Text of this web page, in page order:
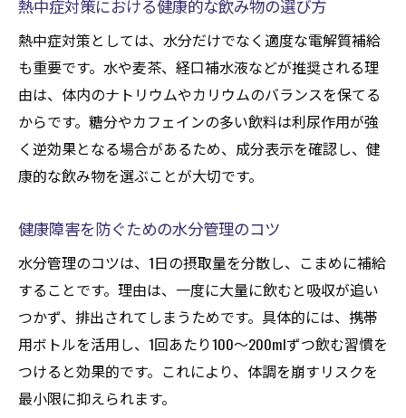
熱中症対策における健康的な飲み物の選び方
熱中症対策としては、水分だけでなく適度な電解質補給
も重要です。水や麦茶、経口補水液などが推奨される理
由は、体内のナトリウムやカリウムのバランスを保てる
からです。糖分やカフェインの多い飲料は利尿作用が強
く逆効果となる場合があるため、成分表示を確認し、健
康的な飲み物を選ぶことが大切です。
健康障害を防ぐための水分管理のコツ
水分管理のコツは、1日の摂取量を分散し、こまめに補給
することです。理由は、一度に大量に飲むと吸収が追い
つかず、排出されてしまうためです。具体的には、携帯
用ボトルを活用し、1回あたり100〜200mlずつ飲む習慣を
つけると効果的です。これにより、体調を崩すリスクを
最小限に抑えられます。